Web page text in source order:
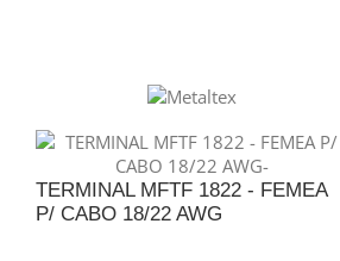
TERMINAL MFTF 1822 - FEMEA
P/ CABO 18/22 AWG